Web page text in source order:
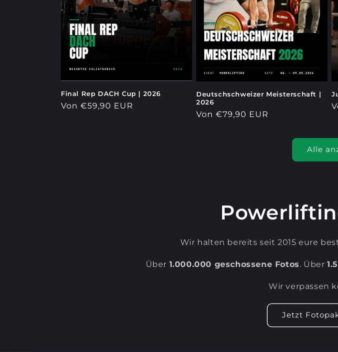
Final Rep DACH Cup | 2026
Normaler
Von €59,90 EUR
Deutschschweizer Meisterschaft |
2026
Normaler
Von €79,90 EUR
Alle
Wir halten bereits seit 2015 eure
Über 1.000.000 geschossene Fotos. Über
Wir verpassen
Jetzt